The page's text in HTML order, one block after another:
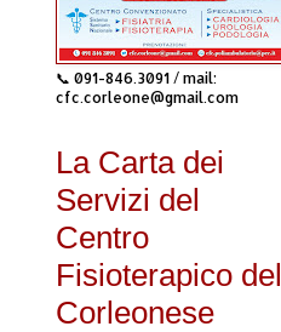
📞 091-846.3091 / mail:
cfc.corleone@gmail.com
La Carta dei
Servizi del
Centro
Fisioterapico del
Corleonese